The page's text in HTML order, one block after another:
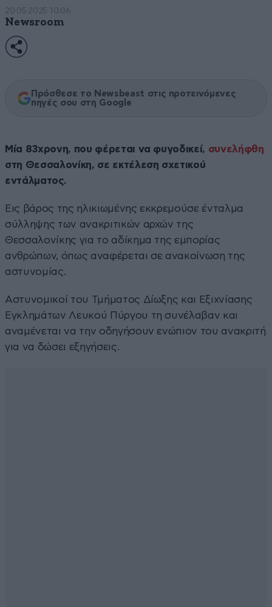
20·05·2025 10:06
Newsroom
Πρόσθεσε το Newsbeast στις προτεινόμενες
πηγές σου στη Google
Μία 83χρονη, που φέρεται να φυγοδικεί, συνελήφθη
στη Θεσσαλονίκη, σε εκτέλεση σχετικού
εντάλματος.
Εις βάρος της ηλικιωμένης εκκρεμούσε ένταλμα
σύλληψης των ανακριτικών αρχών της
Θεσσαλονίκης για το αδίκημα της εμπορίας
ανθρώπων, όπως αναφέρεται σε ανακοίνωση της
αστυνομίας.
Αστυνομικοί του Τμήματος Δίωξης και Εξιχνίασης
Εγκλημάτων Λευκού Πύργου τη συνέλαβαν και
αναμένεται να την οδηγήσουν ενώπιον του ανακριτή
για να δώσει εξηγήσεις.